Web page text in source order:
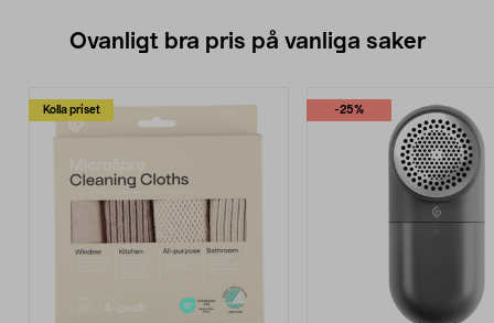
Ovanligt bra pris på vanliga saker
Kolla priset -25%